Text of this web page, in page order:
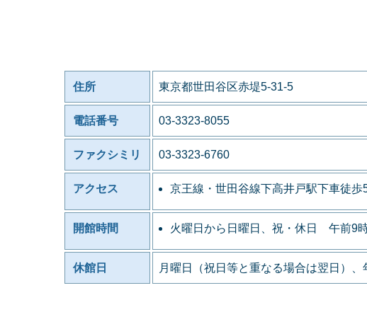
住所 東京都世田谷区赤堤5-31-5
電話番号 03-3323-8055
ファクシミリ 03-3323-6760
アクセス 京王線・世田谷線下高井戸駅下車徒歩
開館時間 火曜日から日曜日、祝・休日 午前9
休館日 月曜日（祝日等と重なる場合は翌日）